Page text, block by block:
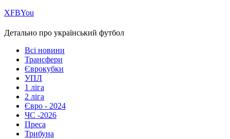
ХFBYou
Детально про український футбол
Всі новини
Трансфери
Єврокубки
УПЛ
1 ліга
2 ліга
Євро - 2024
ЧС -2026
Преса
Трибуна